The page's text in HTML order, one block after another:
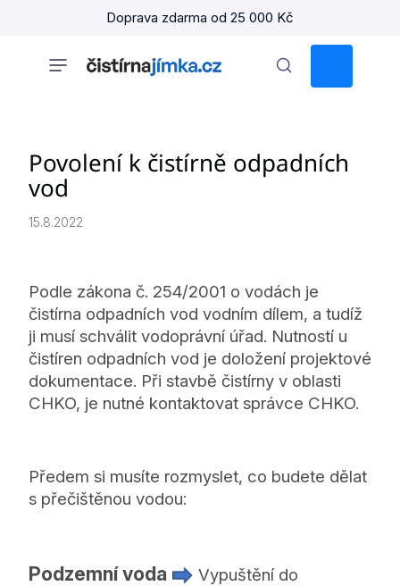
Doprava zdarma od 25 000 Kč
KOŠÍK
Povolení k čistírně odpadních
vod
15.8.2022
Podle zákona č. 254/2001 o vodách je
čistírna odpadních vod vodním dílem, a tudíž
ji musí schválit vodoprávní úřad. Nutností u
čistíren odpadních vod je doložení projektové
dokumentace. Při stavbě čistírny v oblasti
CHKO, je nutné kontaktovat správce CHKO.
Předem si musíte rozmyslet, co budete dělat
s přečištěnou vodou:
Podzemní voda
Vypuštění do